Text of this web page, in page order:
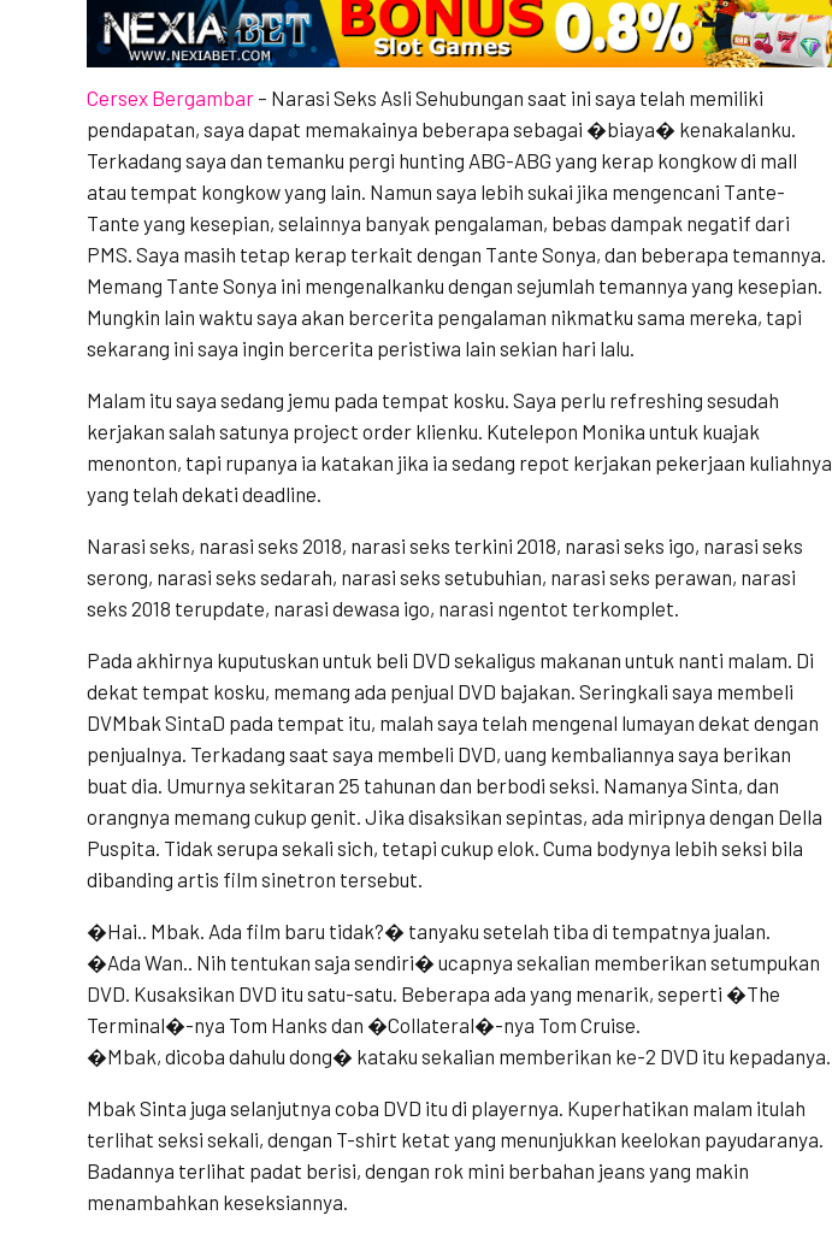
Cersex Bergambar – Narasi Seks Asli Sehubungan saat ini saya telah memiliki
pendapatan, saya dapat memakainya beberapa sebagai �biaya� kenakalanku.
Terkadang saya dan temanku pergi hunting ABG-ABG yang kerap kongkow di mall
atau tempat kongkow yang lain. Namun saya lebih sukai jika mengencani Tante-
Tante yang kesepian, selainnya banyak pengalaman, bebas dampak negatif dari
PMS. Saya masih tetap kerap terkait dengan Tante Sonya, dan beberapa temannya.
Memang Tante Sonya ini mengenalkanku dengan sejumlah temannya yang kesepian.
Mungkin lain waktu saya akan bercerita pengalaman nikmatku sama mereka, tapi
sekarang ini saya ingin bercerita peristiwa lain sekian hari lalu.
Malam itu saya sedang jemu pada tempat kosku. Saya perlu refreshing sesudah
kerjakan salah satunya project order klienku. Kutelepon Monika untuk kuajak
menonton, tapi rupanya ia katakan jika ia sedang repot kerjakan pekerjaan kuliahnya
yang telah dekati deadline.
Narasi seks, narasi seks 2018, narasi seks terkini 2018, narasi seks igo, narasi seks
serong, narasi seks sedarah, narasi seks setubuhian, narasi seks perawan, narasi
seks 2018 terupdate, narasi dewasa igo, narasi ngentot terkomplet.
Pada akhirnya kuputuskan untuk beli DVD sekaligus makanan untuk nanti malam. Di
dekat tempat kosku, memang ada penjual DVD bajakan. Seringkali saya membeli
DVMbak SintaD pada tempat itu, malah saya telah mengenal lumayan dekat dengan
penjualnya. Terkadang saat saya membeli DVD, uang kembaliannya saya berikan
buat dia. Umurnya sekitaran 25 tahunan dan berbodi seksi. Namanya Sinta, dan
orangnya memang cukup genit. Jika disaksikan sepintas, ada miripnya dengan Della
Puspita. Tidak serupa sekali sich, tetapi cukup elok. Cuma bodynya lebih seksi bila
dibanding artis film sinetron tersebut.
�Hai.. Mbak. Ada film baru tidak?� tanyaku setelah tiba di tempatnya jualan.
�Ada Wan.. Nih tentukan saja sendiri� ucapnya sekalian memberikan setumpukan
DVD. Kusaksikan DVD itu satu-satu. Beberapa ada yang menarik, seperti �The
Terminal�-nya Tom Hanks dan �Collateral�-nya Tom Cruise.
�Mbak, dicoba dahulu dong� kataku sekalian memberikan ke-2 DVD itu kepadanya.
Mbak Sinta juga selanjutnya coba DVD itu di playernya. Kuperhatikan malam itulah
terlihat seksi sekali, dengan T-shirt ketat yang menunjukkan keelokan payudaranya.
Badannya terlihat padat berisi, dengan rok mini berbahan jeans yang makin
menambahkan keseksiannya.